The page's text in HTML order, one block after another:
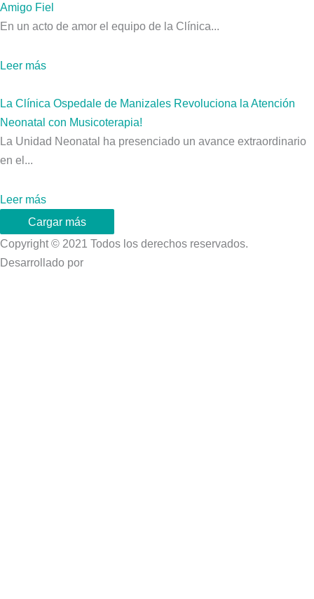
Amigo Fiel
En un acto de amor el equipo de la Clínica...
Leer más
La Clínica Ospedale de Manizales Revoluciona la Atención
Neonatal con Musicoterapia!
La Unidad Neonatal ha presenciado un avance extraordinario
en el...
Leer más
Cargar más
Copyright © 2021 Todos los derechos reservados.
Desarrollado por